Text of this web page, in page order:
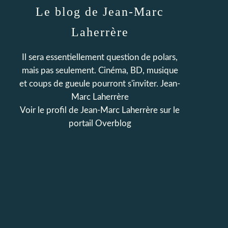
Le blog de Jean-Marc
Laherrère
Il sera essentiellement question de polars,
mais pas seulement. Cinéma, BD, musique
et coups de gueule pourront s'inviter. Jean-
Marc Laherrère
Voir le profil de Jean-Marc Laherrère sur le
portail Overblog